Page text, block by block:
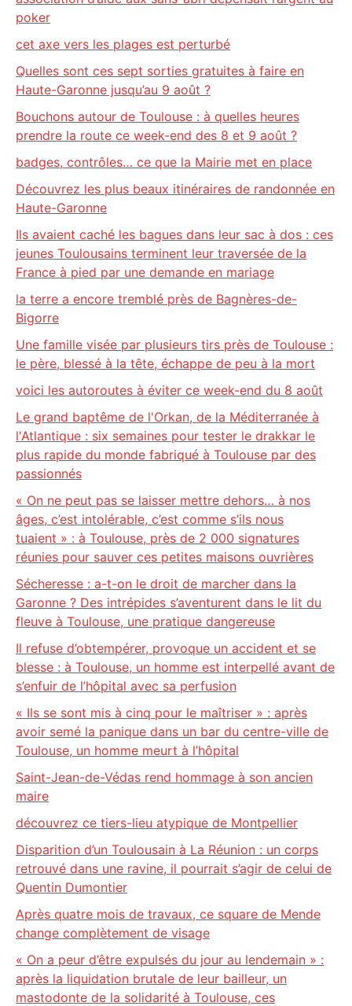
poker
cet axe vers les plages est perturbé
Quelles sont ces sept sorties gratuites à faire en
Haute-Garonne jusqu’au 9 août ?
Bouchons autour de Toulouse : à quelles heures
prendre la route ce week-end des 8 et 9 août ?
badges, contrôles… ce que la Mairie met en place
Découvrez les plus beaux itinéraires de randonnée en
Haute-Garonne
Ils avaient caché les bagues dans leur sac à dos : ces
jeunes Toulousains terminent leur traversée de la
France à pied par une demande en mariage
la terre a encore tremblé près de Bagnères-de-
Bigorre
Une famille visée par plusieurs tirs près de Toulouse :
le père, blessé à la tête, échappe de peu à la mort
voici les autoroutes à éviter ce week-end du 8 août
Le grand baptême de l'Orkan, de la Méditerranée à
l'Atlantique : six semaines pour tester le drakkar le
plus rapide du monde fabriqué à Toulouse par des
passionnés
« On ne peut pas se laisser mettre dehors… à nos
âges, c’est intolérable, c’est comme s’ils nous
tuaient » : à Toulouse, près de 2 000 signatures
réunies pour sauver ces petites maisons ouvrières
Sécheresse : a-t-on le droit de marcher dans la
Garonne ? Des intrépides s’aventurent dans le lit du
fleuve à Toulouse, une pratique dangereuse
Il refuse d’obtempérer, provoque un accident et se
blesse : à Toulouse, un homme est interpellé avant de
s’enfuir de l’hôpital avec sa perfusion
« Ils se sont mis à cinq pour le maîtriser » : après
avoir semé la panique dans un bar du centre-ville de
Toulouse, un homme meurt à l’hôpital
Saint-Jean-de-Védas rend hommage à son ancien
maire
découvrez ce tiers-lieu atypique de Montpellier
Disparition d’un Toulousain à La Réunion : un corps
retrouvé dans une ravine, il pourrait s’agir de celui de
Quentin Dumontier
Après quatre mois de travaux, ce square de Mende
change complètement de visage
« On a peur d’être expulsés du jour au lendemain » :
après la liquidation brutale de leur bailleur, un
mastodonte de la solidarité à Toulouse, ces